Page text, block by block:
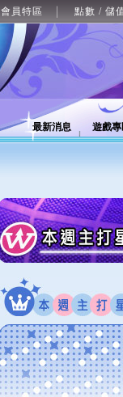
會員特區 點數 / 儲
最新消息 遊戲